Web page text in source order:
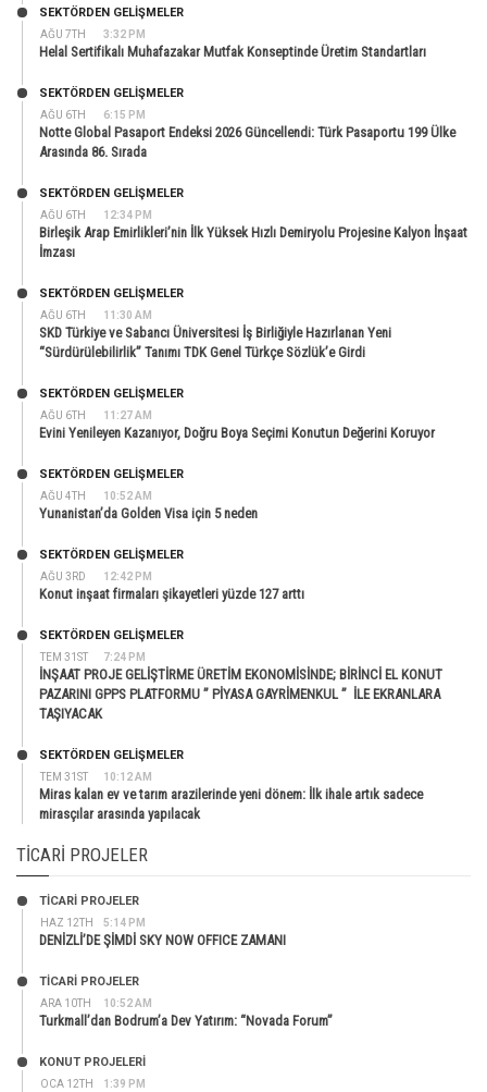
AĞU 7TH 3:32 PM
SEKTÖRDEN GELIŞMELER
Helal Sertifikalı Muhafazakar Mutfak Konseptinde Üretim Standartları
AĞU 6TH 6:15 PM
SEKTÖRDEN GELIŞMELER
Notte Global Pasaport Endeksi 2026 Güncellendi: Türk Pasaportu 199 Ülke
Arasında 86. Sırada
AĞU 6TH 12:34 PM
SEKTÖRDEN GELIŞMELER
Birleşik Arap Emirlikleri’nin İlk Yüksek Hızlı Demiryolu Projesine Kalyon İnşaat
İmzası
AĞU 6TH 11:30 AM
SEKTÖRDEN GELIŞMELER
SKD Türkiye ve Sabancı Üniversitesi İş Birliğiyle Hazırlanan Yeni
“Sürdürülebilirlik” Tanımı TDK Genel Türkçe Sözlük’e Girdi
AĞU 6TH 11:27 AM
SEKTÖRDEN GELIŞMELER
Evini Yenileyen Kazanıyor, Doğru Boya Seçimi Konutun Değerini Koruyor
AĞU 4TH 10:52 AM
SEKTÖRDEN GELIŞMELER
Yunanistan’da Golden Visa için 5 neden
AĞU 3RD 12:42 PM
SEKTÖRDEN GELIŞMELER
Konut inşaat firmaları şikayetleri yüzde 127 arttı
TEM 31ST 7:24 PM
SEKTÖRDEN GELIŞMELER
İNŞAAT PROJE GELİŞTİRME ÜRETİM EKONOMİSİNDE; BİRİNCİ EL KONUT
PAZARINI GPPS PLATFORMU ” PİYASA GAYRİMENKUL ” İLE EKRANLARA
TAŞIYACAK
TEM 31ST 10:12 AM
SEKTÖRDEN GELIŞMELER
Miras kalan ev ve tarım arazilerinde yeni dönem: İlk ihale artık sadece
mirasçılar arasında yapılacak
TICARI PROJELER
HAZ 12TH 5:14 PM
TİCARİ PROJELER
DENİZLİ’DE ŞİMDİ SKY NOW OFFICE ZAMANI
ARA 10TH 10:52 AM
TİCARİ PROJELER
Turkmall’dan Bodrum’a Dev Yatırım: “Novada Forum”
OCA 12TH 1:39 PM
KONUT PROJELERI